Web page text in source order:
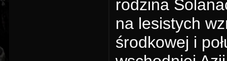
rodzina
na lesistych
środkowej i